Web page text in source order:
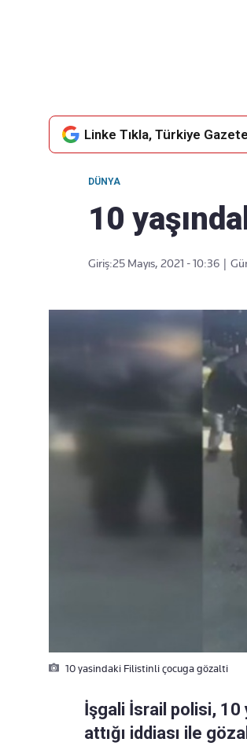
Linke Tıkla, Türkiye
DÜNYA
10
Giriş:25 Mayıs, 2021 - 10:36
10 yasindaki Filistinli çocuga gözalti
İşgali İsrail polisi, 10
attığı iddiası ile